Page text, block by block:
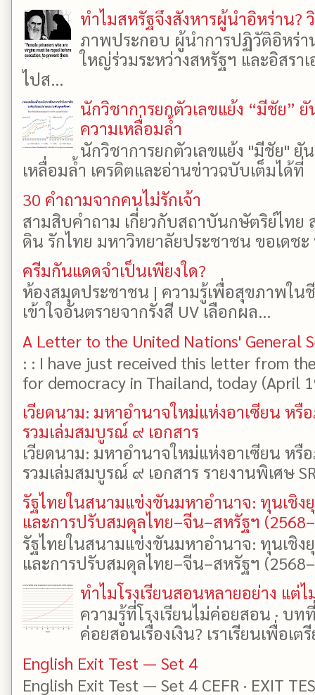
ทำไมสหรัฐจึงสังหารผู้นำอิหร่าน?
ภาพประกอบ ผู้นำการปฏิวัติอิหร่า
ใหญ่ร่วมระหว่างสหรัฐฯ และอิสรา
ไปส...
นักวิชาการยกตัวเลขแย้ง “มีชัย”
ความเหลื่อมล้ำ
นักวิชาการยกตัวเลขแย้ง "มีชัย"
เหลื่อมล้ำ เครดิตและอ่านข่าวฉบับเต็มได้
30 คำถามจากคนไม่รักเจ้า
สามสิบคำถาม เกี่ยวกับสถาบันกษัตริย์ไทย
ดิน รักไทย มหาวิทยาลัยประชาชน ขอเดช
ครีมกันแดดจำเป็นเพียงใด?
ห้องสมุดประชาชน | ความรู้เพื่อสุขภาพใน
เข้าใจอันตรายจากรังสี UV เลือกผล...
A Letter to the United Nations' General
: : I have just received this letter from
for democracy in Thailand, today (April
เวียดนาม: มหาอำนาจใหม่แห่งอาเซียน ห
รวมเล่มสมบูรณ์ ๙ เอกสาร
เวียดนาม: มหาอำนาจใหม่แห่งอาเซียน ห
รวมเล่มสมบูรณ์ ๙ เอกสาร รายงานพิเศษ
รัฐไทยในสนามแข่งขันมหาอำนาจ: ทุนเชิง
และการปรับสมดุลไทย–จีน–สหรัฐฯ
รัฐไทยในสนามแข่งขันมหาอำนาจ: ทุนเชิง
และการปรับสมดุลไทย–จีน–สหรัฐฯ
ทำไมโรงเรียนสอนหลายอย่าง แต่ไ
ความรู้ที่โรงเรียนไม่ค่อยสอน · บ
ค่อยสอนเรื่องเงิน? เราเรียนเพื่อเต
English Exit Test — Set 4
English Exit Test — Set 4 CEFR · EXIT